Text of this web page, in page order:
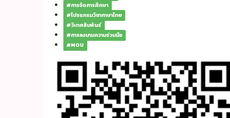
#การจัดการศึกษา
#โปรแกรมวิชาภาษาไทย
#วิเทศสัมพันธ์
#การลงนามความร่วมมือ
#MOU